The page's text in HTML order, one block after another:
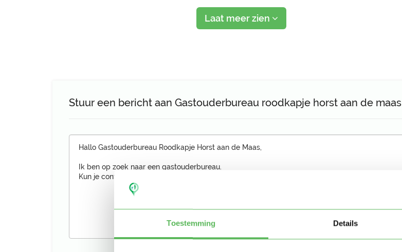
Toestemming Details
Ons gastouderbureau is het best bereikbare gastouderbureau in de regio.
Laat meer zien
Stuur een bericht aan Gastouderbureau roodkapje horst aan de maas